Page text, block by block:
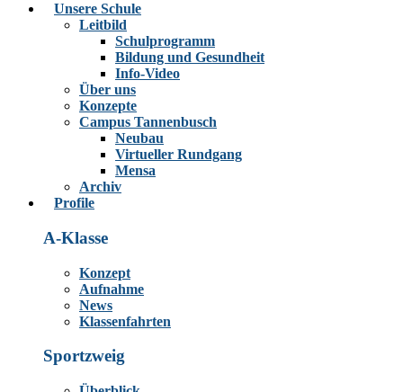
Unsere Schule
Leitbild
Schulprogramm
Bildung und Gesundheit
Info-Video
Über uns
Konzepte
Campus Tannenbusch
Neubau
Virtueller Rundgang
Mensa
Archiv
Profile
A-Klasse
Konzept
Aufnahme
News
Klassenfahrten
Sportzweig